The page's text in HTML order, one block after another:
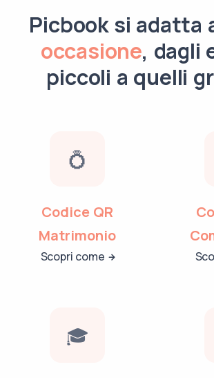
Picbook si adatta
occasione, dagli
piccoli a quelli
💍
Codice QR
Matrimonio
Scopri come
🎓